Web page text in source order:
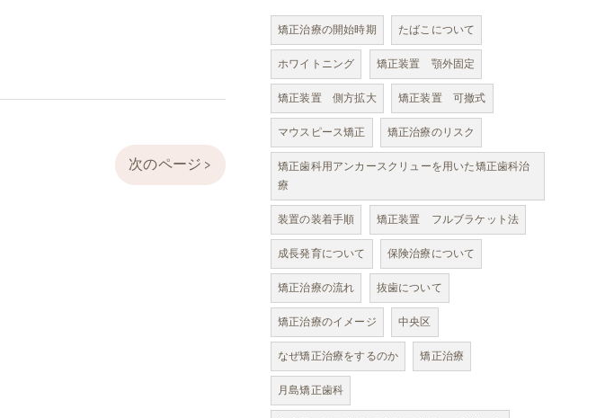
次のページ >
矯正治療の開始時期
たばこについて
ホワイトニング
矯正装置 顎外固定
矯正装置 側方拡大
矯正装置 可撤式
マウスピース矯正
矯正治療のリスク
矯正歯科用アンカースクリューを用いた矯正歯科治
療
装置の装着手順
矯正装置 フルブラケット法
成長発育について
保険治療について
矯正治療の流れ
抜歯について
矯正治療のイメージ
中央区
なぜ矯正治療をするのか
矯正治療
月島矯正歯科